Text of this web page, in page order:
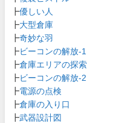
┣優しい人
┣大型倉庫
┣奇妙な羽
┣ビーコンの解放-1
┣倉庫エリアの探索
┣ビーコンの解放-2
┣電源の点検
┣倉庫の入り口
┣武器設計図